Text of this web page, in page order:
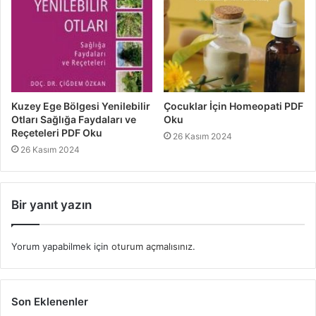
Kuzey Ege Bölgesi Yenilebilir
Otları Sağlığa Faydaları ve
Reçeteleri PDF Oku
26 Kasım 2024
Çocuklar İçin Homeopati PDF
Oku
26 Kasım 2024
Bir yanıt yazın
Yorum yapabilmek için oturum açmalısınız.
Son Eklenenler